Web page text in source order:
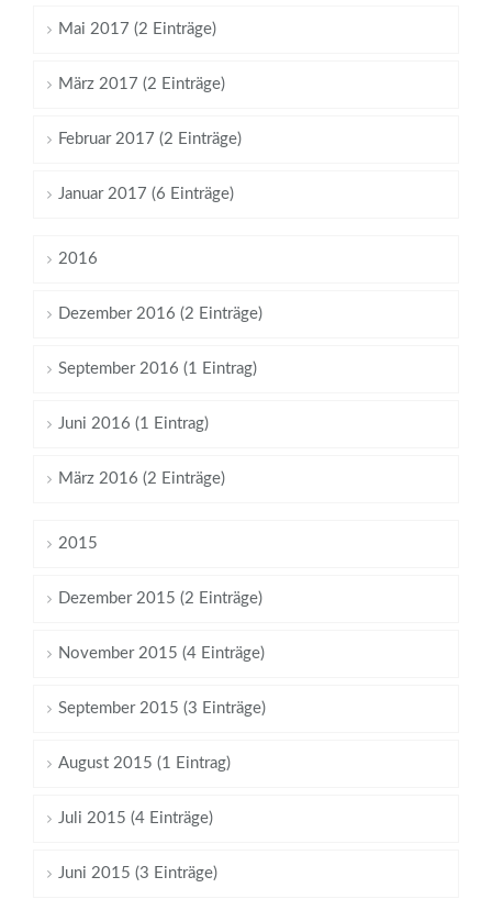
Mai 2017 (2 Einträge)
März 2017 (2 Einträge)
Februar 2017 (2 Einträge)
Januar 2017 (6 Einträge)
2016
Dezember 2016 (2 Einträge)
September 2016 (1 Eintrag)
Juni 2016 (1 Eintrag)
März 2016 (2 Einträge)
2015
Dezember 2015 (2 Einträge)
November 2015 (4 Einträge)
September 2015 (3 Einträge)
August 2015 (1 Eintrag)
Juli 2015 (4 Einträge)
Juni 2015 (3 Einträge)